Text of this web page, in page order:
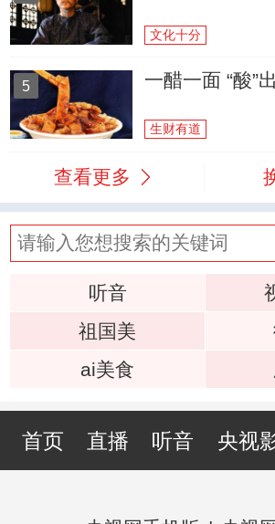
文化十分
5 一醋一面 “酸”
生财有道
查看更多
听音
祖国美
ai美食
首页 直播 听音 央视